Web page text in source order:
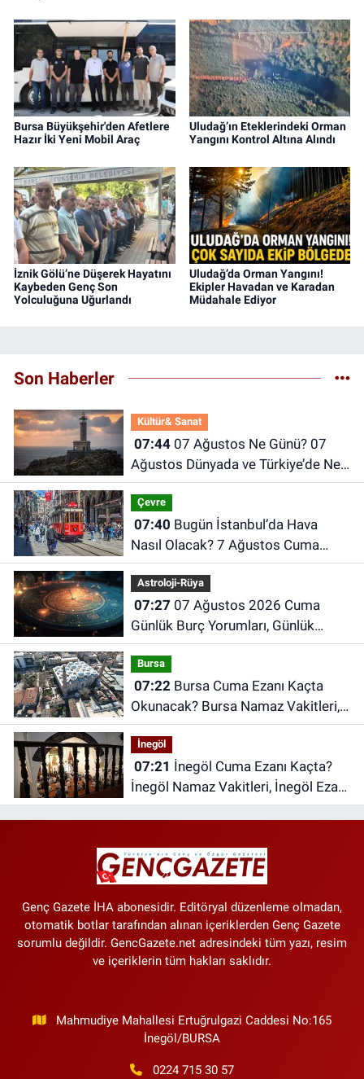
Bursa Büyükşehir'den Afetlere
Hazır İki Yeni Mobil Araç
Uludağ’ın Eteklerindeki Orman
Yangını Kontrol Altına Alındı
İznik Gölü’ne Düşerek Hayatını
Kaybeden Genç Son
Yolculuğuna Uğurlandı
Uludağ’da Orman Yangını!
Ekipler Havadan ve Karadan
Müdahale Ediyor
Son Haberler
Kültür& Sanat
07:4407 Ağustos Ne Günü? 07
Ağustos Dünyada ve Türkiye’de Ne
Günü? 07 Ağustos Ne Burcu?
Çevre
07:40
Nasıl Olacak? 7 Ağustos Cuma
İstanbul Hava Durumu
Astroloji-Rüya
07:27
Günlük Burç Yorumları, Günlük
Astroloji Rehberi
Bursa
07:22Bursa Cuma Ezanı Kaçta
Okunacak? Bursa Namaz Vakitleri,
Bursa Ezan Saatleri | 07 Ağustos
2026 Cuma
İnegöl
07:21
İnegöl Namaz Vakitleri, İnegöl Ezan
Saatleri | 07 Ağustos 2026 Cuma
Genç Gazete İHA abonesidir. Editöryal düzenleme olmadan,
otomatik botlar tarafından alınan içeriklerden Genç Gazete
sorumlu değildir. GencGazete.net adresindeki tüm yazı, resim
ve içeriklerin tüm hakları saklıdır.
Mahmudiye Mahallesi Ertuğrulgazi Caddesi No:165
İnegöl/BURSA
0224 715 30 57